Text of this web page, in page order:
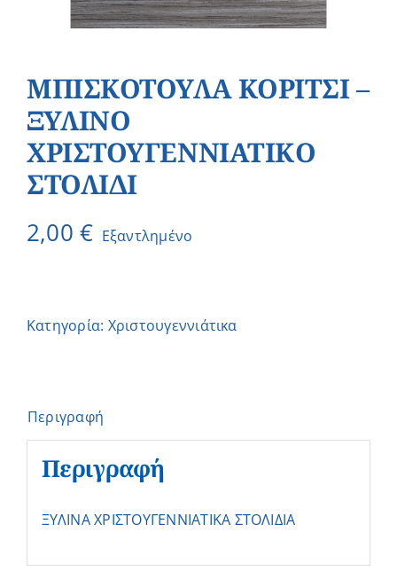
ΜΠΙΣΚΟΤΟΥΛΑ ΚΟΡΙΤΣΙ –
ΞΥΛΙΝO
ΧΡΙΣΤΟΥΓΕΝΝΙΑΤΙΚO
ΣΤΟΛΙΔΙ
2,00€ Εξαντλημένο
Κατηγορία: Χριστουγεννιάτικα
Περιγραφή
Περιγραφή
ΞΥΛΙΝΑ ΧΡΙΣΤΟΥΓΕΝΝΙΑΤΙΚΑ ΣΤΟΛΙΔΙΑ